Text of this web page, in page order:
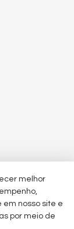
melhor
nosso site e
por meio de